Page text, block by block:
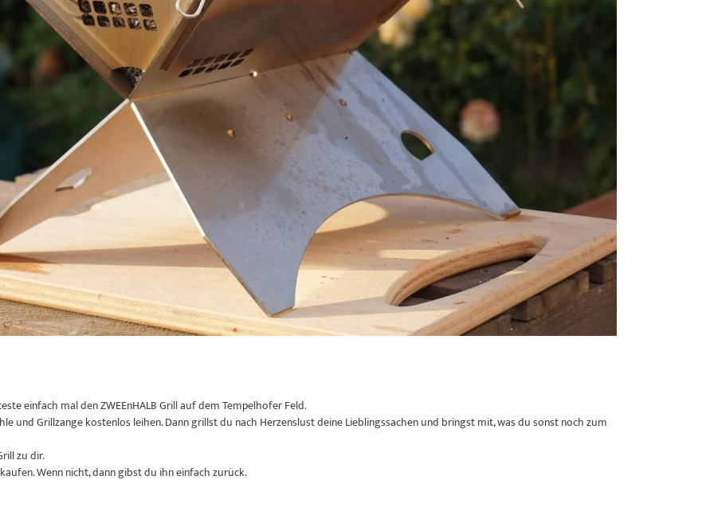
einfach mal den ZWEEnHALB Grill auf dem Tempelhofer Feld.
und Grillzange kostenlos leihen. Dann grillst du nach Herzenslust deine Lieblingssachen und bringst mit, was du sonst noch zum
zu dir.
Wenn nicht, dann gibst du ihn einfach zurück.